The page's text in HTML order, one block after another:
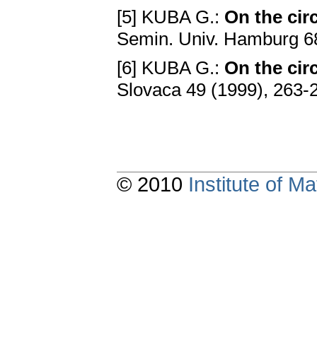
[5] KUBA G.: On the
Semin. Univ. Hamburg
[6] KUBA G.: On the
Slovaca 49 (1999),
© 2010 Institute of